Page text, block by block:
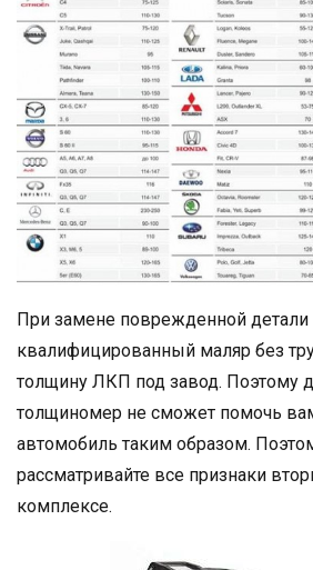
При замене поврежденной
квалифицированный маляр без
толщину ЛКП под завод. Поэтому
толщиномер не сможет помочь
автомобиль таким образом.
рассматривайте все признаки
комплексе.